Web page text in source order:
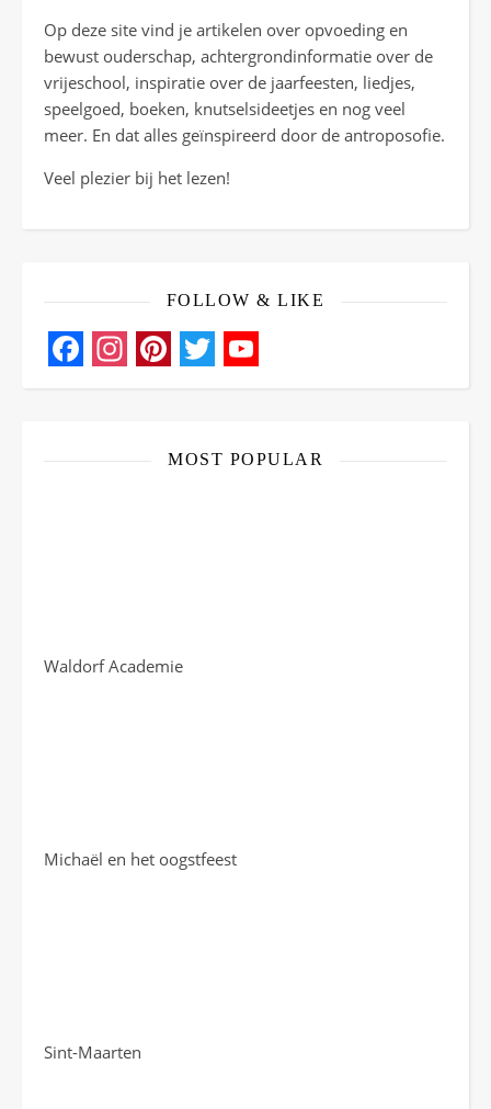
Op deze site vind je artikelen over opvoeding en
bewust ouderschap, achtergrondinformatie over de
vrijeschool, inspiratie over de jaarfeesten, liedjes,
speelgoed, boeken, knutselsideetjes en nog veel
meer. En dat alles geïnspireerd door de antroposofie.
Veel plezier bij het lezen!
FOLLOW & LIKE
Facebook
Instagram
Pinterest
Twitter
YouTube
MOST POPULAR
Waldorf Academie
Michaël en het oogstfeest
Sint-Maarten